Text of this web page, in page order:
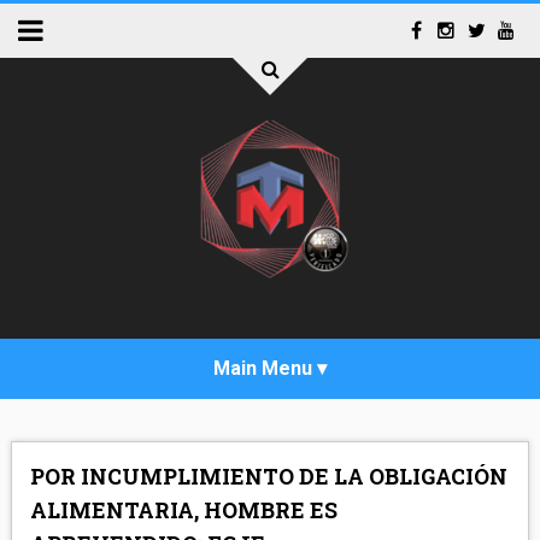
POR INCUMPLIMIENTO DE LA OBLIGACIÓN
ALIMENTARIA, HOMBRE ES